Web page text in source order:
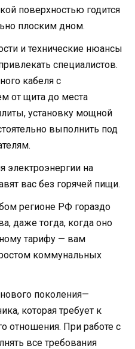
поверхностью годится
плоским дном.
и технические нюансы
специалистов.
кабеля с
от щита до места
установку мощной
выполнить под
электроэнергии на
вас без горячей пищи.
регионе РФ гораздо
даже тогда, когда оно
тарифу — вам
коммунальных
поколения—
которая требует к
отношения. При работе с
все требования